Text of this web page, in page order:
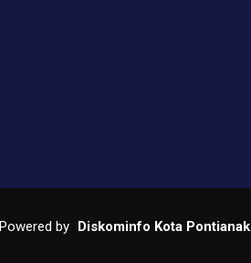
Powered by Diskominfo Kota Pontianak